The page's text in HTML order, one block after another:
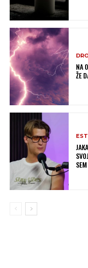
NA
ŽE